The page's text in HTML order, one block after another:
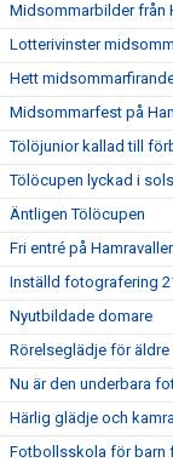
Midsommarbilder från
Lotterivinster
Hett
Midsommarfest på
Tölöjunior kallad till
Tölöcupen lyckad i
Äntligen Tölöcupen
Fri entré på
Inställd fotografering
Nyutbildade domare
Rörelseglädje för äldre
Nu är den underbara
Härlig glädje och
Fotbollsskola för barn